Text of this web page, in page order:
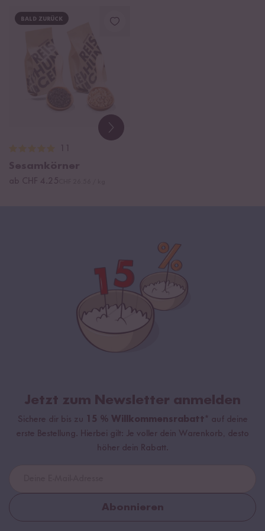
BALD ZURÜCK
Jetzt zum Newsletter anmelden
Sichere dir bis zu 15 % Willkommensrabatt* auf deine
erste Bestellung. Hierbei gilt: Je voller dein Warenkorb, desto
höher dein Rabatt.
Abonnieren